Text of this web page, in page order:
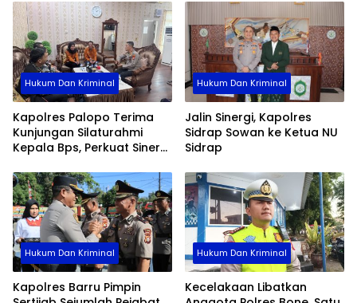
Hukum Dan Kriminal
Kapolres Palopo Terima
Kunjungan Silaturahmi
Kepala Bps, Perkuat Sinergi
Hukum Dan Kriminal
Jalin Sinergi, Kapolres
Sidrap Sowan ke Ketua NU
Sidrap
Hukum Dan Kriminal
Kapolres Barru Pimpin
Hukum Dan Kriminal
Kecelakaan Libatkan